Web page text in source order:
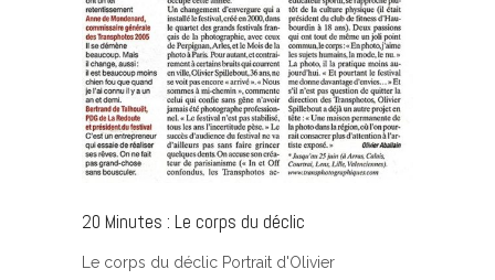
20 Minutes : Le corps du déclic
Le corps du déclic Portrait d'Olivier